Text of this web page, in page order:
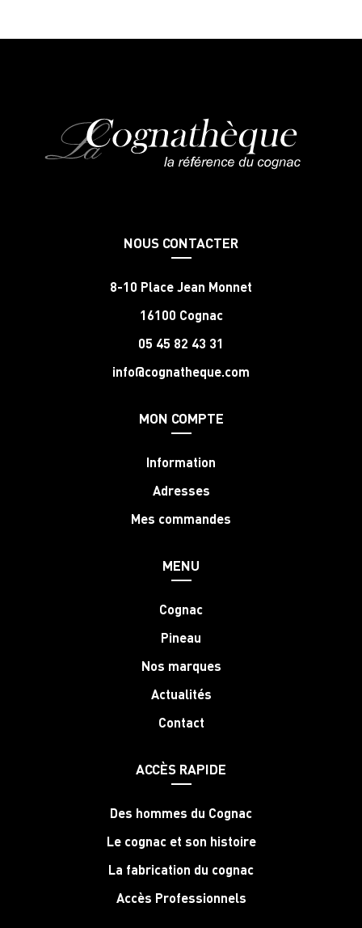
NOUS CONTACTER
8-10 Place Jean Monnet
16100 Cognac
05 45 82 43 31
info@cognatheque.com
MON COMPTE
Information
Adresses
Mes commandes
MENU
Cognac
Pineau
Nos marques
Actualités
Contact
ACCÈS RAPIDE
Des hommes du Cognac
Le cognac et son histoire
La fabrication du cognac
Accès Professionnels